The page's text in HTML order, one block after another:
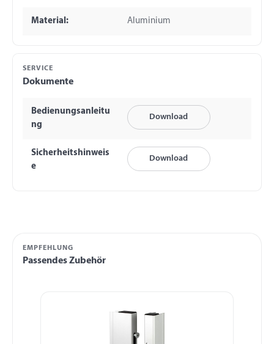
Material: Aluminium
SERVICE
Dokumente
Bedienungsanleitu
ng
Download
Sicherheitshinweis
e
Download
EMPFEHLUNG
Passendes Zubehör